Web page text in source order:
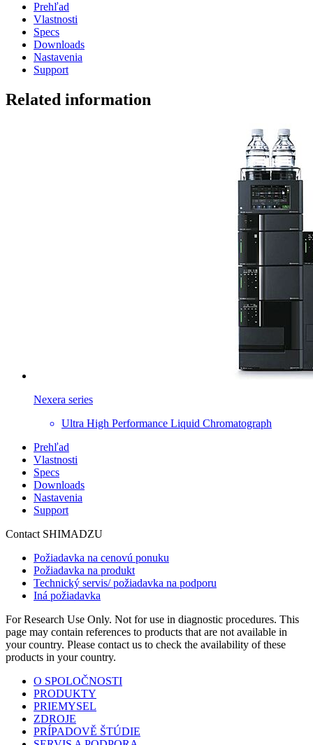
Prehľad
Vlastnosti
Specs
Downloads
Nastavenia
Support
Related information
Nexera series
Ultra High Performance Liquid Chromatograph
Prehľad
Vlastnosti
Specs
Downloads
Nastavenia
Support
Contact SHIMADZU
Požiadavka na cenovú ponuku
Požiadavka na produkt
Technický servis/ požiadavka na podporu
Iná požiadavka
For Research Use Only. Not for use in diagnostic procedures. This
page may contain references to products that are not available in
your country. Please contact us to check the availability of these
products in your country.
O SPOLOČNOSTI
PRODUKTY
PRIEMYSEL
ZDROJE
PRÍPADOVĚ ŠTÚDIE